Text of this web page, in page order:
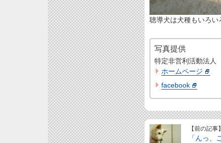
聴導犬は犬種もいろ
写真提供
特定非営利活動法
ホームページ
facebook
【前の記事
「んっ、